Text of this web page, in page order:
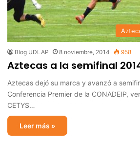
Blog UDLAP 8 noviembre, 2014 958
Aztecas a la semifinal
Aztecas dejó su marca y avanzó a
Conferencia Premier de la CONADEIP,
CETYS…
Leer más »